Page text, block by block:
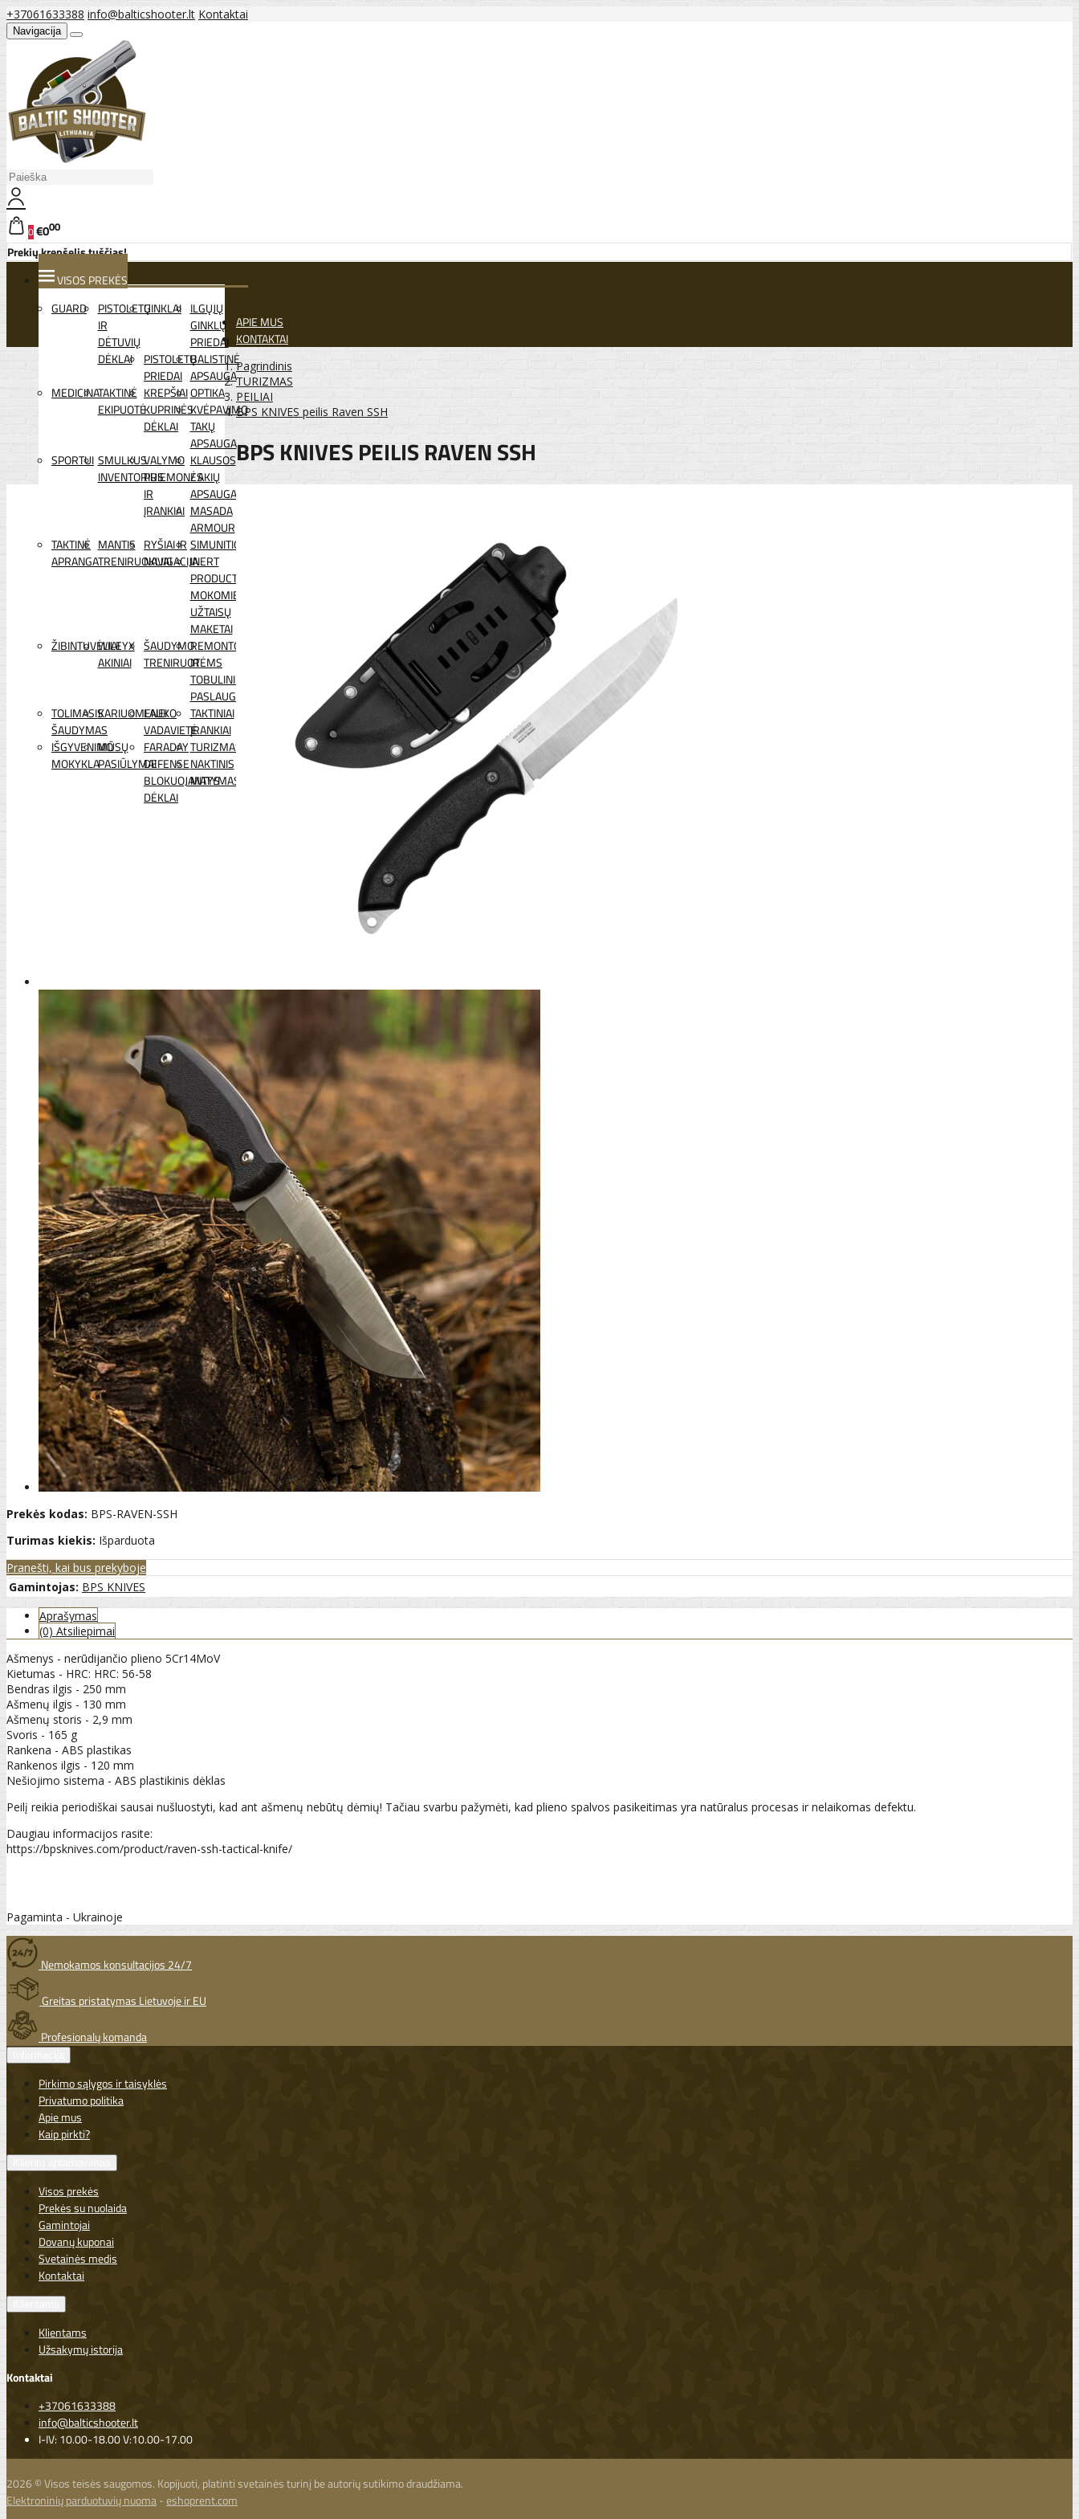
+37061633388 info@balticshooter.lt Kontaktai
Navigacija
0€000
Prekių krepšelis tuščias!
VISOS PREKĖS
GUARD
PISTOLETŲ
IR
DĖTUVIŲ
DĖKLAI
GINKLAI ILGŲJŲ
GINKLŲ
PRIEDAI
PISTOLETŲ
PRIEDAI
BALISTINĖ
APSAUGA
MEDICINATAKTINĖ
EKIPUOTĖ
KREPŠIAI
KUPRINĖS
DĖKLAI
OPTIKA
KVĖPAVIMO
TAKŲ
APSAUGA
SPORTUI SMULKUS
INVENTORIUS
VALYMO
PRIEMONĖS
IR
ĮRANKIAI
KLAUSOS
/ AKIŲ
APSAUGA
MASADA
ARMOUR
TAKTINĖ
APRANGA
MANTIS
TRENIRUOKLIAI
RYŠIAI IR
NAVIGACIJA
SIMUNITION
INERT
PRODUCTS
MOKOMIEJI
UŽTAISŲ
MAKETAI
ŽIBINTUVĖLIAI
WILEYX
AKINIAI
ŠAUDYMO
TRENIRUOTĖMS
REMONTO
IR
TOBULINIMO
PASLAUGOS
TOLIMASIS
ŠAUDYMAS
KARIUOMENEI
LAUKO
VADAVIETĖ
TAKTINIAI
ĮRANKIAI
IŠGYVENIMO
MOKYKLA
MŪSŲ
PASIŪLYMAI
FARADAY
DEFENSE
BLOKUOJANTYS
DĖKLAI
TURIZMAS
NAKTINIS
MATYMAS
APIE MUS
KONTAKTAI
Pagrindinis
TURIZMAS
PEILIAI
BPS KNIVES peilis Raven SSH
BPS KNIVES PEILIS RAVEN SSH
Prekės kodas: BPS-RAVEN-SSH
Turimas kiekis: Išparduota
Pranešti, kai bus prekyboje
Gamintojas: BPS KNIVES
Aprašymas
(0) Atsiliepimai
Ašmenys - nerūdijančio plieno 5Cr14MoV
Kietumas - HRC: HRC: 56-58
Bendras ilgis - 250 mm
Ašmenų ilgis - 130 mm
Ašmenų storis - 2,9 mm
Svoris - 165 g
Rankena - ABS plastikas
Rankenos ilgis - 120 mm
Nešiojimo sistema - ABS plastikinis dėklas
Peilį reikia periodiškai sausai nušluostyti, kad ant ašmenų nebūtų dėmių! Tačiau svarbu pažymėti, kad plieno spalvos pasikeitimas yra natūralus procesas ir nelaikomas defektu.
Daugiau informacijos rasite:
https://bpsknives.com/product/raven-ssh-tactical-knife/
Pagaminta - Ukrainoje
Nemokamos konsultacijos 24/7
Greitas pristatymas Lietuvoje ir EU
Profesionalų komanda
Pirkimo sąlygos ir taisyklės
Privatumo politika
Apie mus
Kaip pirkti?
Visos prekės
Prekės su nuolaida
Gamintojai
Dovanų kuponai
Svetainės medis
Kontaktai
Klientams
Užsakymų istorija
Kontaktai
+37061633388
info@balticshooter.lt
I-IV: 10.00-18.00 V:10.00-17.00
2026 © Visos teisės saugomos. Kopijuoti, platinti svetainės turinį be autorių sutikimo draudžiama.
Elektroninių parduotuvių nuoma-eshoprent.com